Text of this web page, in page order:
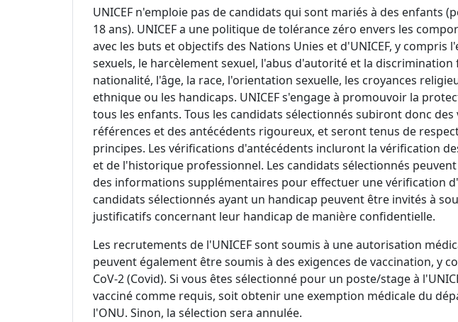
UNICEF n'emploie pas de candidats qui sont mariés à des enfants
18 ans). UNICEF a une politique de tolérance zéro envers les
avec les buts et objectifs des Nations Unies et d'UNICEF, y compris
sexuels, le harcèlement sexuel, l'abus d'autorité et la discrimination
nationalité, l'âge, la race, l'orientation sexuelle, les croyances
ethnique ou les handicaps. UNICEF s'engage à promouvoir la
tous les enfants. Tous les candidats sélectionnés subiront donc
références et des antécédents rigoureux, et seront tenus de
principes. Les vérifications d'antécédents incluront la vérification
et de l'historique professionnel. Les candidats sélectionnés
des informations supplémentaires pour effectuer une vérification
candidats sélectionnés ayant un handicap peuvent être invités à
justificatifs concernant leur handicap de manière confidentielle.
Les recrutements de l'UNICEF sont soumis à une autorisation
peuvent également être soumis à des exigences de vaccination, y
CoV-2 (Covid). Si vous êtes sélectionné pour un poste/stage à
vacciné comme requis, soit obtenir une exemption médicale du
l'ONU. Sinon, la sélection sera annulée.